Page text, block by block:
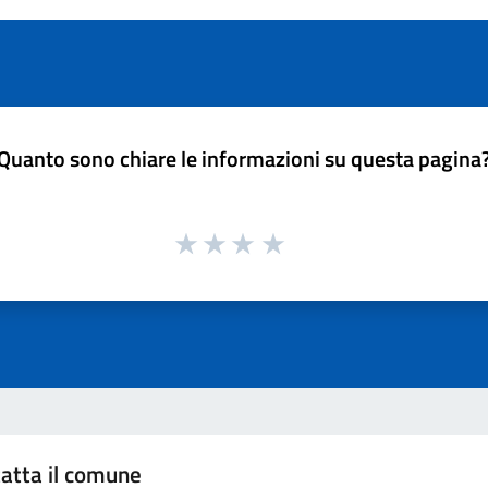
sono chiare le informazioni su questa
il comune